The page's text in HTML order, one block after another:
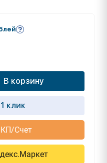
В корзину
клик
Счет